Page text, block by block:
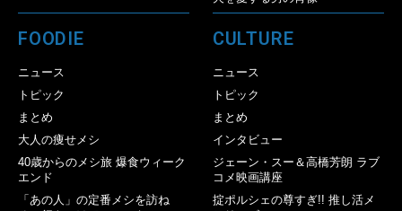
FOODIE
ニュース
トピック
まとめ
大人の痩せメシ
40歳からのメシ旅 爆食ウィーク
エンド
「あの人」の定番メシを訪ね
CULTURE
ニュース
トピック
まとめ
インタビュー
ジェーン・スー＆高橋芳朗 ラブ
コメ映画講座
掟ポルシェの尊すぎ!! 推し活メ